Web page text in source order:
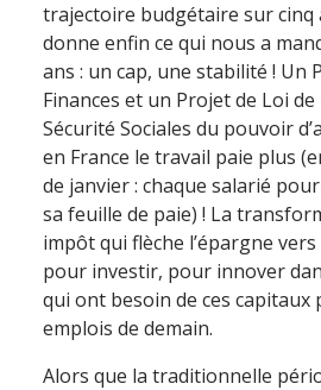
trajectoire budgétaire sur cinq
donne enfin ce qui nous a
ans : un cap, une stabilité ! Un
Finances et un Projet de Loi de
Sécurité Sociales du pouvoir
en France le travail paie plus
de janvier : chaque salarié
sa feuille de paie) ! La
impôt qui flèche l’épargne
pour investir, pour innover
qui ont besoin de ces capitaux
emplois de demain.
Alors que la traditionnelle